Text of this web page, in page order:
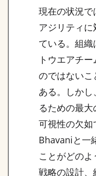
現在の状況
アジリティ
ている。組
トウエアチ
のではない
ある。しか
るための最
可視性の欠
Bhavaniと一
ことがどのよ
戦略の設計